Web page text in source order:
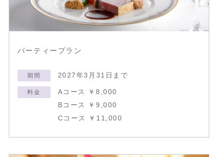
パーティープラン
期間 2027年3月31日まで
料金
Aコース ￥8,000
Bコース ￥9,000
Cコース ￥11,000